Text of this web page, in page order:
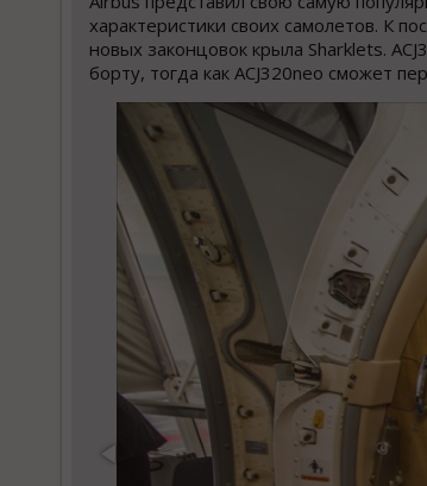
характеристики своих самолетов. К
новых законцовок крыла Sharklets.
борту, тогда как ACJ320neo сможет